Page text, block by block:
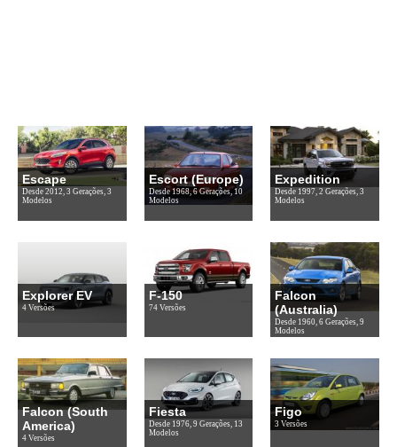
Escape
Desde 2012, 3 Gerações, 3
Modelos
Escort (Europe)
Desde 1968, 6 Gerações, 10
Modelos
Expedition
Desde 1997, 2 Gerações, 3
Modelos
Explorer EV
4 Versões
F-150
74 Versões
Falcon
(Australia)
Desde 1960, 6 Gerações, 9
Modelos
Falcon (South
America)
4 Versões
Fiesta
Desde 1976, 9 Gerações, 13
Modelos
Figo
3 Versões